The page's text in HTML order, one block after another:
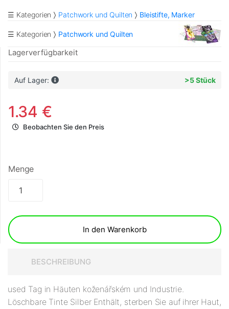
☰ Kategorien Patchwork und Quilten Bleistifte, Marker
☰ Kategorien Patchwork und Quilten
Lagerverfügbarkeit
Auf Lager: >5 Stück
1.34 €
Beobachten Sie den Preis
Menge
In den Warenkorb
BESCHREIBUNG
used Tag in Häuten koženářském und Industrie.
Löschbare Tinte Silber Enthält, sterben Sie auf ihrer Haut,